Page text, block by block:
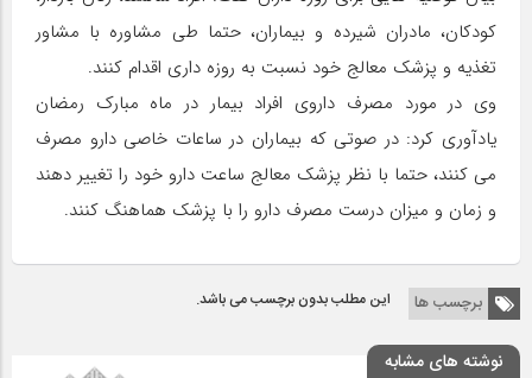
کودکان، مادران شیرده و بیماران، حتما طی مشاوره با مشاور
تغذیه و پزشک معالج خود نسبت به روزه داری اقدام کنند.
وی در مورد مصرف داروی افراد بیمار در ماه مبارک رمضان
یادآوری کرد: در صوتی که بیماران در ساعات خاصی دارو مصرف
می کنند، حتما با نظر پزشک معالج ساعت دارو خود را تغییر دهند
و زمان و میزان درست مصرف دارو را با پزشک هماهنگ کنند.
برچسب ها این مطلب بدون برچسب می باشد.
نوشته های مشابه